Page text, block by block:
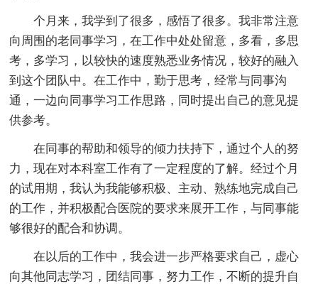
个月来，我学到了很多，感悟了很多。我非常注意
向周围的老同事学习，在工作中处处留意，多看，多思
考，多学习，以较快的速度熟悉业务情况，较好的融入
到这个团队中。在工作中，勤于思考，经常与同事沟
通，一边向同事学习工作思路，同时提出自己的意见提
供参考。
在同事的帮助和领导的倾力扶持下，通过个人的努
力，现在对本科室工作有了一定程度的了解。经过个月
的试用期，我认为我能够积极、主动、熟练地完成自己
的工作，并积极配合医院的要求来展开工作，与同事能
够很好的配合和协调。
在以后的工作中，我会进一步严格要求自己，虚心
向其他同志学习，团结同事，努力工作，不断的提升自